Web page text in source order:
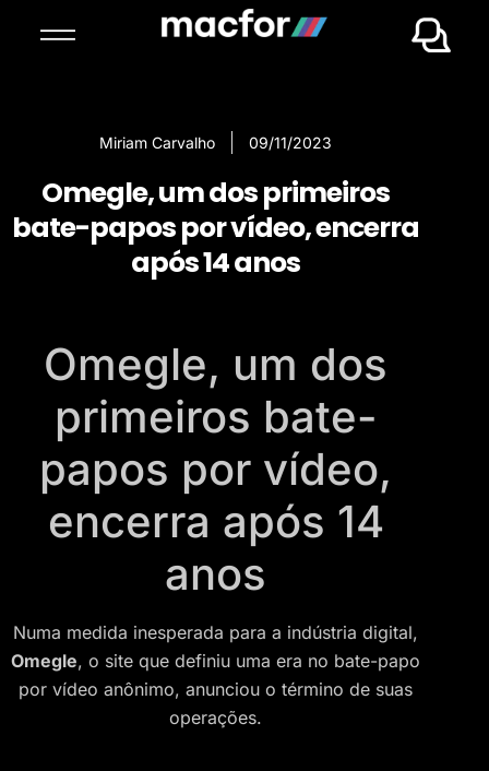
Miriam Carvalho 09/11/2023
Omegle, um dos primeiros
bate-papos por vídeo, encerra
após 14 anos
Omegle, um dos
primeiros bate-
papos por vídeo,
encerra após 14
anos
Numa medida inesperada para a indústria digital,
Omegle, o site que definiu uma era no bate-papo
por vídeo anônimo, anunciou o término de suas
operações.